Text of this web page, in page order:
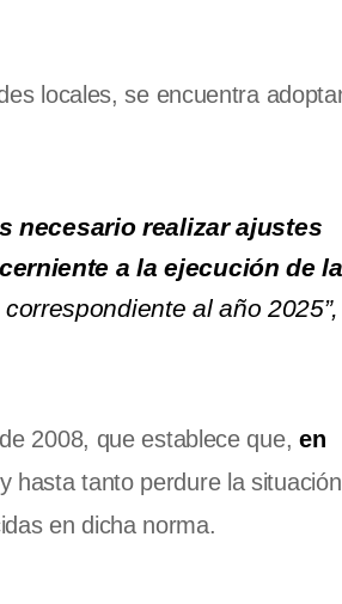
locales, se encuentra
necesario realizar ajustes
a la ejecución de la
al año 2025”,
2008, que establece que, en
hasta tanto perdure la situación
en dicha norma.